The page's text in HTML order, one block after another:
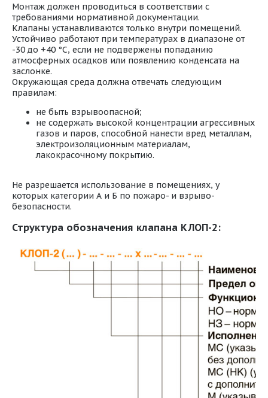
Монтаж должен проводиться в соответствии с
требованиями нормативной документации.
Клапаны устанавливаются только внутри помещений.
Устойчиво работают при температурах в диапазоне от
-30 до +40 °С, если не подвержены попаданию
атмосферных осадков или появлению конденсата на
заслонке.
Окружающая среда должна отвечать следующим
правилам:
не быть взрывоопасной;
не содержать высокой концентрации агрессивных
газов и паров, способной нанести вред металлам,
электроизоляционным материалам,
лакокрасочному покрытию.
Не разрешается использование в помещениях, у
которых категории А и Б по пожаро- и взрыво-
безопасности.
Структура обозначения клапана КЛОП-2: